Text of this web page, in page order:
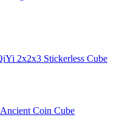
2x2x3 Stickerless Cube
Coin Cube